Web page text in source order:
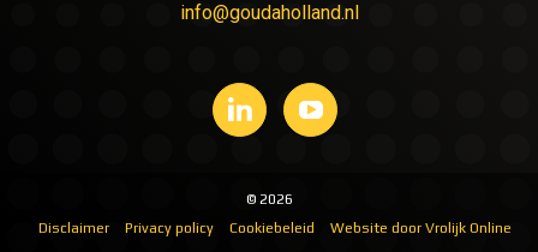
info@goudaholland.nl
© 2026
Disclaimer
Privacy policy Cookiebeleid Website door Vrolijk Online